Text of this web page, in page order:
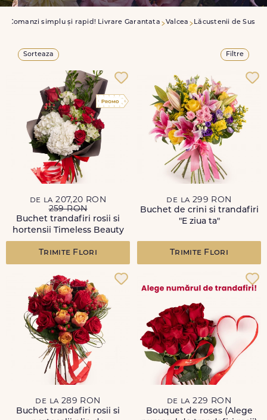
Comanzi simplu și rapid! Livrare Garantata Valcea Lăcustenii de Sus
Sorteaza Filtre
de la 207,20 RON
259 RON
Buchet trandafiri rosii si
hortensii Timeless Beauty
Trimite Flori
de la 299 RON
Buchet de crini si trandafiri
"E ziua ta"
Trimite Flori
de la 289 RON
Buchet trandafiri rosii si
de la 229 RON
Bouquet de roses (Alege